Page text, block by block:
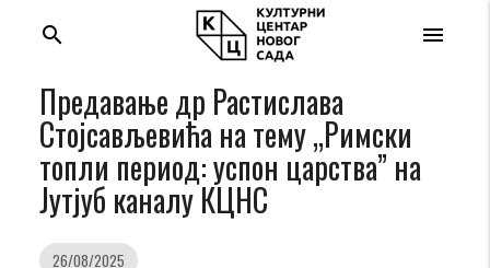
menu
search
Предавање др Растиславa
Стојсављевићa на тему „Римски
топли период: успон царства” на
Јутјуб каналу КЦНС
26/08/2025